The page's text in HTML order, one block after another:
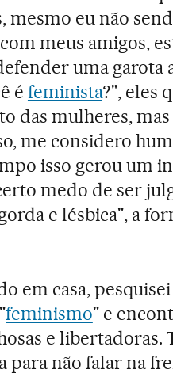
mesmo eu não
meus amigos,
uma garota
é feminista?", eles
das mulheres,
me considero
isso gerou um
medo de ser
e lésbica", a
em casa,
feminismo" e
e libertadoras.
para não falar na